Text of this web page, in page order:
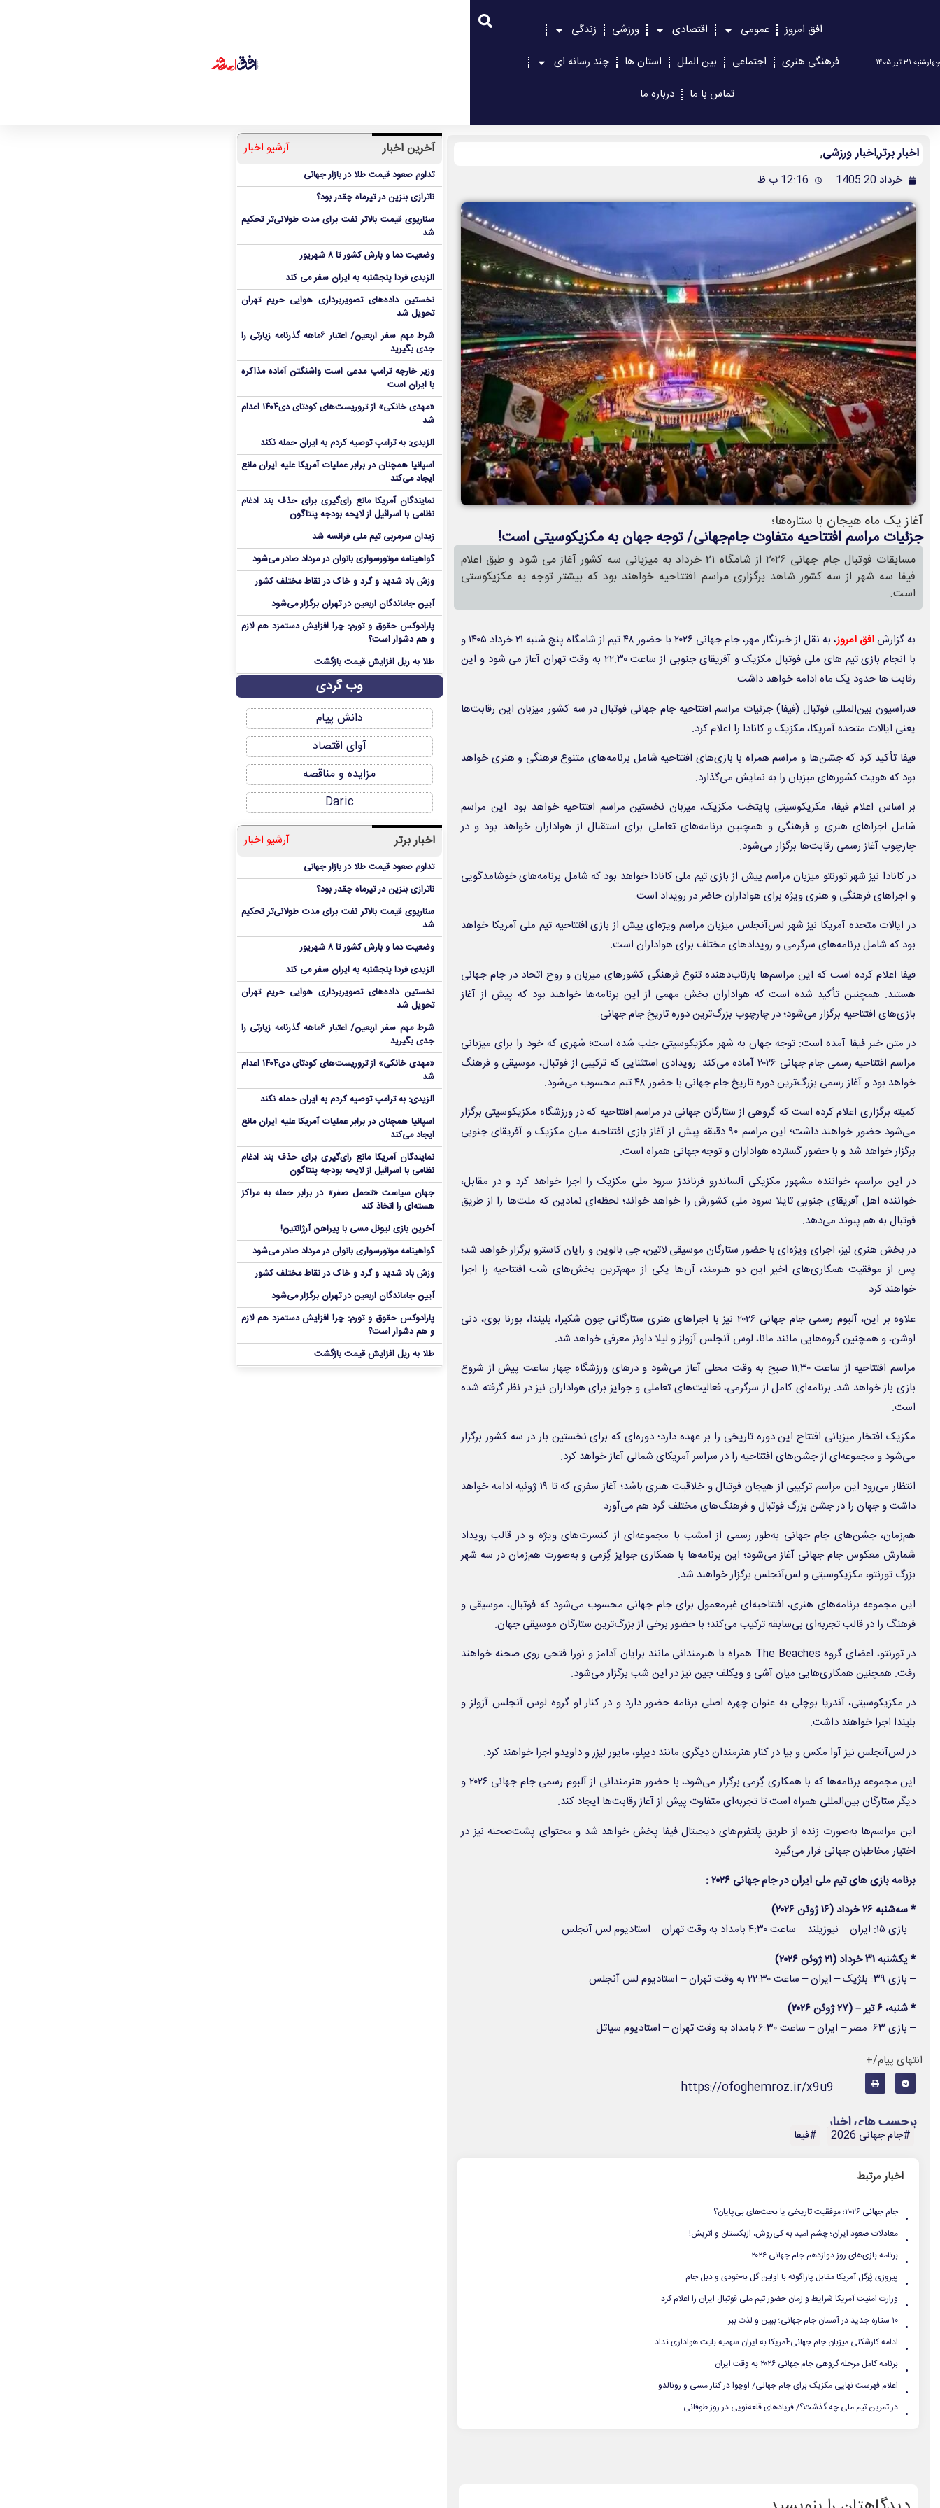
چهارشنبه ۳۱ تیر ۱۴۰۵
افق امروز عمومی اقتصادی ورزشی
زندگی
فرهنگی هنری
اجتماعی بین الملل استان ها
چند رسانه ای
تماس با ما
درباره ما
اخبار برتر,اخبار ورزشی,
خرداد 20 1405 12:16 ب.ظ
آغاز یک ماه هیجان با ستاره‌ها؛
جزئیات مراسم افتتاحیه متفاوت جام‌جهانی/ توجه جهان به مکزیکوسیتی است!
مسابقات فوتبال جام جهانی ۲۰۲۶ از شامگاه ۲۱ خرداد به میزبانی سه کشور آغاز می شود و طبق اعلام
فیفا سه شهر از سه کشور شاهد برگزاری مراسم افتتاحیه خواهند بود که بیشتر توجه به مکزیکوستی
است.
به گزارشافق امروز
، به نقل از خبرنگار مهر، جام جهانی ۲۰۲۶ با حضور ۴۸ تیم از شامگاه پنج شنبه ۲۱ خرداد ۱۴۰۵ و
با انجام بازی تیم های ملی فوتبال مکزیک و آفریقای جنوبی از ساعت ۲۲:۳۰ به وقت تهران آغاز می شود و این
رقابت ها حدود یک ماه ادامه خواهد داشت.
فدراسیون بین‌المللی فوتبال (فیفا) جزئیات مراسم افتتاحیه جام جهانی فوتبال در سه کشور میزبان این رقابت‌ها
یعنی ایالات متحده آمریکا، مکزیک و کانادا را اعلام کرد.
فیفا تأکید کرد که جشن‌ها و مراسم همراه با بازی‌های افتتاحیه شامل برنامه‌های متنوع فرهنگی و هنری خواهد
بود که هویت کشورهای میزبان را به نمایش می‌گذارد.
بر اساس اعلام فیفا، مکزیکوسیتی پایتخت مکزیک، میزبان نخستین مراسم افتتاحیه خواهد بود. این مراسم
شامل اجراهای هنری و فرهنگی و همچنین برنامه‌های تعاملی برای استقبال از هواداران خواهد بود و در
چارچوب آغاز رسمی رقابت‌ها برگزار می‌شود.
در کانادا نیز شهر تورنتو میزبان مراسم پیش از بازی تیم ملی کانادا خواهد بود که شامل برنامه‌های خوشامدگویی
و اجراهای فرهنگی و هنری ویژه برای هواداران حاضر در رویداد است.
در ایالات متحده آمریکا نیز شهر لس‌آنجلس میزبان مراسم ویژه‌ای پیش از بازی افتتاحیه تیم ملی آمریکا خواهد
بود که شامل برنامه‌های سرگرمی و رویدادهای مختلف برای هواداران است.
فیفا اعلام کرده است که این مراسم‌ها بازتاب‌دهنده تنوع فرهنگی کشورهای میزبان و روح اتحاد در جام جهانی
هستند. همچنین تأکید شده است که هواداران بخش مهمی از این برنامه‌ها خواهند بود که پیش از آغاز
بازی‌های افتتاحیه برگزار می‌شود؛ در چارچوب بزرگ‌ترین دوره تاریخ جام جهانی.
در متن خبر فیفا آمده است: توجه جهان به شهر مکزیکوسیتی جلب شده است؛ شهری که خود را برای میزبانی
مراسم افتتاحیه رسمی جام جهانی ۲۰۲۶ آماده می‌کند. رویدادی استثنایی که ترکیبی از فوتبال، موسیقی و فرهنگ
خواهد بود و آغاز رسمی بزرگ‌ترین دوره تاریخ جام جهانی با حضور ۴۸ تیم محسوب می‌شود.
کمیته برگزاری اعلام کرده است که گروهی از ستارگان جهانی در مراسم افتتاحیه که در ورزشگاه مکزیکوسیتی برگزار
می‌شود حضور خواهند داشت؛ این مراسم ۹۰ دقیقه پیش از آغاز بازی افتتاحیه میان مکزیک و آفریقای جنوبی
برگزار خواهد شد و با حضور گسترده هواداران و توجه جهانی همراه است.
در این مراسم، خواننده مشهور مکزیکی آلساندرو فرناندز سرود ملی مکزیک را اجرا خواهد کرد و در مقابل،
خواننده اهل آفریقای جنوبی تایلا سرود ملی کشورش را خواهد خواند؛ لحظه‌ای نمادین که ملت‌ها را از طریق
فوتبال به هم پیوند می‌دهد.
در بخش هنری نیز، اجرای ویژه‌ای با حضور ستارگان موسیقی لاتین، جی بالوین و رایان کاسترو برگزار خواهد شد؛
پس از موفقیت همکاری‌های اخیر این دو هنرمند، آن‌ها یکی از مهم‌ترین بخش‌های شب افتتاحیه را اجرا
خواهند کرد.
علاوه بر این، آلبوم رسمی جام جهانی ۲۰۲۶ نیز با اجراهای هنری ستارگانی چون شکیرا، بلیندا، بورنا بوی، دنی
اوشن، و همچنین گروه‌هایی مانند مانا، لوس آنجلس آزولز و لیلا داونز معرفی خواهد شد.
مراسم افتتاحیه از ساعت ۱۱:۳۰ صبح به وقت محلی آغاز می‌شود و درهای ورزشگاه چهار ساعت پیش از شروع
بازی باز خواهد شد. برنامه‌ای کامل از سرگرمی، فعالیت‌های تعاملی و جوایز برای هواداران نیز در نظر گرفته شده
است.
مکزیک افتخار میزبانی افتتاح این دوره تاریخی را بر عهده دارد؛ دوره‌ای که برای نخستین بار در سه کشور برگزار
می‌شود و مجموعه‌ای از جشن‌های افتتاحیه را در سراسر آمریکای شمالی آغاز خواهد کرد.
انتظار می‌رود این مراسم ترکیبی از هیجان فوتبال و خلاقیت هنری باشد؛ آغاز سفری که تا ۱۹ ژوئیه ادامه خواهد
داشت و جهان را در جشن بزرگ فوتبال و فرهنگ‌های مختلف گرد هم می‌آورد.
هم‌زمان، جشن‌های جام جهانی به‌طور رسمی از امشب با مجموعه‌ای از کنسرت‌های ویژه و در قالب رویداد
شمارش معکوس جام جهانی آغاز می‌شود؛ این برنامه‌ها با همکاری جوایز گِرَمی و به‌صورت هم‌زمان در سه شهر
بزرگ تورنتو، مکزیکوسیتی و لس‌آنجلس برگزار خواهند شد.
این مجموعه برنامه‌های هنری، افتتاحیه‌ای غیرمعمول برای جام جهانی محسوب می‌شود که فوتبال، موسیقی و
فرهنگ را در قالب تجربه‌ای بی‌سابقه ترکیب می‌کند؛ با حضور برخی از بزرگ‌ترین ستارگان موسیقی جهان.
در تورنتو، اعضای گروه The Beaches همراه با هنرمندانی مانند برایان آدامز و نورا فتحی روی صحنه خواهند
رفت. همچنین همکاری‌هایی میان آشی و ویکلف جین نیز در این شب برگزار می‌شود.
در مکزیکوسیتی، آندریا بوچلی به عنوان چهره اصلی برنامه حضور دارد و در کنار او گروه لوس آنجلس آزولز و
بلیندا اجرا خواهند داشت.
در لس‌آنجلس نیز آوا مکس و بیا در کنار هنرمندان دیگری مانند دیپلو، مایور لیزر و داویدو اجرا خواهند کرد.
این مجموعه برنامه‌ها که با همکاری گِرَمی برگزار می‌شود، با حضور هنرمندانی از آلبوم رسمی جام جهانی ۲۰۲۶ و
دیگر ستارگان بین‌المللی همراه است تا تجربه‌ای متفاوت پیش از آغاز رقابت‌ها ایجاد کند.
این مراسم‌ها به‌صورت زنده از طریق پلتفرم‌های دیجیتال فیفا پخش خواهد شد و محتوای پشت‌صحنه نیز در
اختیار مخاطبان جهانی قرار می‌گیرد.
برنامه بازی های تیم ملی ایران در جام جهانی ۲۰۲۶ :
* سه‌شنبه ۲۶ خرداد (۱۶ ژوئن ۲۰۲۶)
– بازی ۱۵: ایران – نیوزیلند – ساعت ۴:۳۰ بامداد به وقت تهران – استادیوم لس آنجلس
* یکشنبه ۳۱ خرداد (۲۱ ژوئن ۲۰۲۶)
– بازی ۳۹: بلژیک – ایران – ساعت ۲۲:۳۰ به وقت تهران – استادیوم لس آنجلس
* شنبه، ۶ تیر – (۲۷ ژوئن ۲۰۲۶)
– بازی ۶۳: مصر – ایران – ساعت ۶:۳۰ بامداد به وقت تهران – استادیوم سیاتل
انتهای پیام/+
https://ofoghemroz.ir/x9u9
برچسب های اخبار
#جام جهانی 2026 #فیفا
اخبار مرتبط
. جام جهانی ۲۰۲۶؛ موفقیت تاریخی یا بحث‌های بی‌پایان؟
. معادلات صعود ایران؛ چشم امید به کی‌روش، ازبکستان و اتریش!
. برنامه بازی‌های روز دوازدهم جام جهانی ۲۰۲۶
. پیروزی پُرگل آمریکا مقابل پاراگوئه با اولین گل به‌خودی و دبل جام
. وزارت امنیت آمریکا شرایط و زمان حضور تیم ملی فوتبال ایران را اعلام کرد
. ۱۰ ستاره جدید در آسمان جام جهانی؛ ببین و لذت ببر
. ادامه کارشکنی میزبان جام جهانی؛آمریکا به ایران سهمیه بلیت هواداری نداد
. برنامه کامل مرحله گروهی جام جهانی ۲۰۲۶ به وقت ایران
. اعلام فهرست نهایی مکزیک برای جام جهانی/ اوچوا در کنار مسی و رونالدو
. در تمرین تیم ملی چه گذشت؟/ فریادهای قلعه‌نویی در روز طوفانی
آخرین اخبار آرشیو اخبار
تداوم صعود قیمت طلا در بازار جهانی
ناترازی بنزین در تیرماه چقدر بود؟
سناریوی قیمت بالاتر نفت برای مدت طولانی‌تر تحکیم
شد
وضعیت دما و بارش کشور تا ۸ شهریور
الزیدی فردا پنجشنبه به ایران سفر می کند
نخستین داده‌های تصویربرداری هوایی حریم تهران
تحویل شد
شرط مهم سفر اربعین/ اعتبار ۶ماهه گذرنامه زیارتی را
جدی بگیرید
وزیر خارجه ترامپ مدعی است واشنگتن آماده مذاکره
با ایران است
«مهدی خانکی» از تروریست‌های کودتای دی۱۴۰۴ اعدام
شد
الزیدی: به ترامپ توصیه کردم به ایران حمله نکند
اسپانیا همچنان در برابر عملیات آمریکا علیه ایران مانع
ایجاد می‌کند
نمایندگان آمریکا مانع رای‌گیری برای حذف بند ادغام
نظامی با اسرائیل از لایحه بودجه پنتاگون
زیدان سرمربی تیم ملی فرانسه شد
گواهینامه موتورسواری بانوان در مرداد صادر می‌شود
وزش باد شدید و گرد و خاک در نقاط مختلف کشور
آیین جاماندگان اربعین در تهران برگزار می‌شود
پارادوکس حقوق و تورم: چرا افزایش دستمزد هم لازم
و هم دشوار است؟
طلا به ریل افزایش قیمت بازگشت
وب گردی
دانش پیام
آوای اقتصاد
مزایده و مناقصه
Daric
اخبار برتر آرشیو اخبار
تداوم صعود قیمت طلا در بازار جهانی
ناترازی بنزین در تیرماه چقدر بود؟
سناریوی قیمت بالاتر نفت برای مدت طولانی‌تر تحکیم
شد
وضعیت دما و بارش کشور تا ۸ شهریور
الزیدی فردا پنجشنبه به ایران سفر می کند
نخستین داده‌های تصویربرداری هوایی حریم تهران
تحویل شد
شرط مهم سفر اربعین/ اعتبار ۶ماهه گذرنامه زیارتی را
جدی بگیرید
«مهدی خانکی» از تروریست‌های کودتای دی۱۴۰۴ اعدام
شد
الزیدی: به ترامپ توصیه کردم به ایران حمله نکند
اسپانیا همچنان در برابر عملیات آمریکا علیه ایران مانع
ایجاد می‌کند
نمایندگان آمریکا مانع رای‌گیری برای حذف بند ادغام
نظامی با اسرائیل از لایحه بودجه پنتاگون
جهان سیاست «تحمل صفر» در برابر حمله به مراکز
هسته‌ای را اتخاذ کند
آخرین بازی لیونل مسی با پیراهن آرژانتین!
گواهینامه موتورسواری بانوان در مرداد صادر می‌شود
وزش باد شدید و گرد و خاک در نقاط مختلف کشور
آیین جاماندگان اربعین در تهران برگزار می‌شود
پارادوکس حقوق و تورم: چرا افزایش دستمزد هم لازم
و هم دشوار است؟
طلا به ریل افزایش قیمت بازگشت